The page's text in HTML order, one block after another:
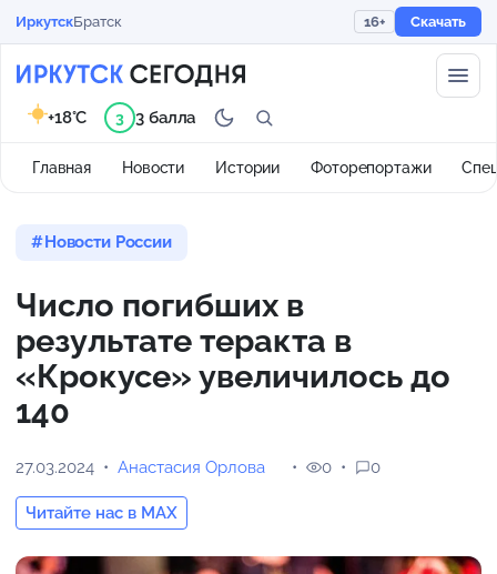
ИркутскБратск 16+ Скачать
Главная Новости Истории Фоторепортажи
+18°C 3 3 балла
Новости России
Число погибших в
результате теракта в
«Крокусе» увеличилось до
140
27.03.2024 Анастасия Орлова
Читайте нас в MAX
0 0